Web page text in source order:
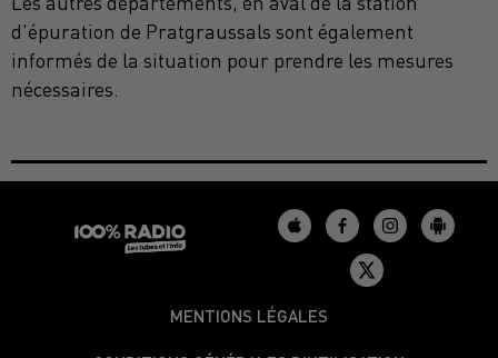
d'épuration de Pratgraussals sont également
informés de la situation pour prendre les mesures
nécessaires.
MENTIONS LÉGALES